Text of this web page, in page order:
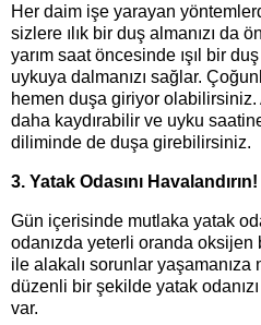
Her daim işe yarayan
sizlere ılık bir duş almanızı da
yarım saat öncesinde ışıl bir
uykuya dalmanızı sağlar.
hemen duşa giriyor olabilirsiniz.
daha kaydırabilir ve uyku
diliminde de duşa girebilirsiniz.
3. Yatak Odasını Havalandırın!
Gün içerisinde mutlaka yatak
odanızda yeterli oranda oksijen
ile alakalı sorunlar
düzenli bir şekilde yatak
var.